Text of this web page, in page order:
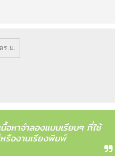
ร.ม.
อหาจำลองแบบเรียบๆ ที่ใช้
รืองานเรียงพิมพ์